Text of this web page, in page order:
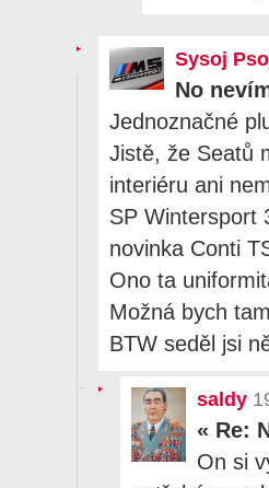
Sysoj
No
Jednoznačné
Jistě, že Seatů
interiéru ani
SP Wintersport
novinka Conti
Ono ta
Možná bych
BTW seděl jsi
saldy
« Re:
On si